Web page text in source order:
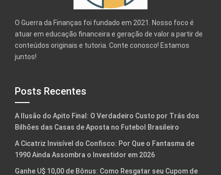
O Guerra da Finanças foi fundado em 2021. Nosso foco é
atuar em educação financeira e geração de valor a partir de
conteúdos originais e tutoria. Conte conosco! Estamos
juntos!
Posts Recentes
A Ilusão do Apito Final: O Verdadeiro Custo por Trás dos
Bilhões das Casas de Aposta no Futebol Brasileiro
A Cicatriz Invisível do Confisco: Por Que o Fantasma de
1990 Ainda Assombra o Investidor em 2026
Ganhe U$ 10,00 de Bônus: Como Resgatar seu Cupom de